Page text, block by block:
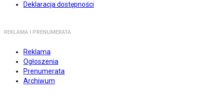
Deklaracja dostępności
REKLAMA I PRENUMERATA
Reklama
Ogłoszenia
Prenumerata
Archiwum